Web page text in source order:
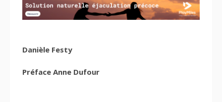
Danièle Festy
Préface Anne Dufour